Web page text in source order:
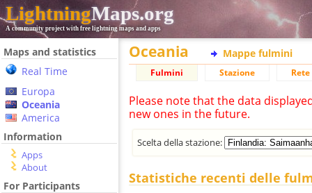
LightningMaps.org
A community project with free lightning maps and apps
Maps and statistics
Real Time
Europa
Oceania
America
Information
Apps
About
For Participants
Oceania Mappe fulmini
Fulmini Stazione
Please note that the data
new ones in the future.
Scelta della stazione:
Statistiche recenti delle